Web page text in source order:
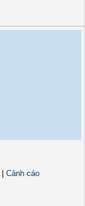
Cảnh cáo